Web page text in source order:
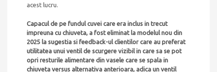
acest lucru.
Capacul de pe fundul cuvei care era inclus in trecut
impreuna cu chiuveta, a fost eliminat la modelul nou din
2025 la sugestia si feedback-ul clientilor care au preferat
utilitatea unui ventil de scurgere vizibil in care sa se pot
opri resturile alimentare din vasele care se spala in
chiuveta versus alternativa anterioara, adica un ventil